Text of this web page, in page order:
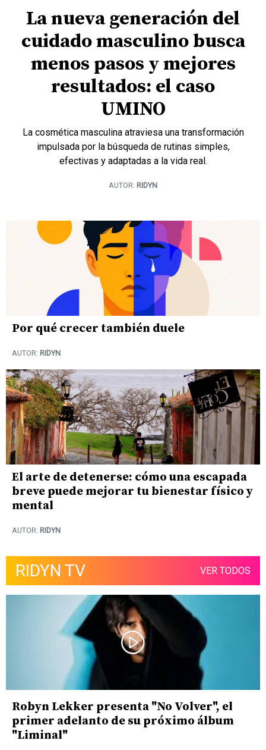
Por qué crecer también duele
AUTOR: RIDYN
El arte de detenerse: cómo una escapada
breve puede mejorar tu bienestar físico y
mental
AUTOR: RIDYN
La nueva generación del
cuidado masculino busca
menos pasos y mejores
resultados: el caso
UMINO
La cosmética masculina atraviesa una transformación
impulsada por la búsqueda de rutinas simples,
efectivas y adaptadas a la vida real.
AUTOR: RIDYN
RIDYN TV VER TODOS
Robyn Lekker presenta "No Volver", el
primer adelanto de su próximo álbum
"Liminal"